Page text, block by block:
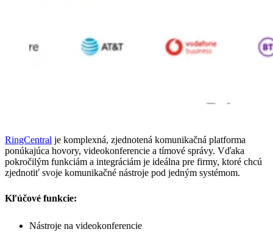
RingCentral je komplexná, zjednotená komunikačná platforma
ponúkajúca hovory, videokonferencie a tímové správy. Vďaka
pokročilým funkciám a integráciám je ideálna pre firmy, ktoré chcú
zjednotiť svoje komunikačné nástroje pod jedným systémom.
Kľúčové funkcie:
Nástroje na videokonferencie